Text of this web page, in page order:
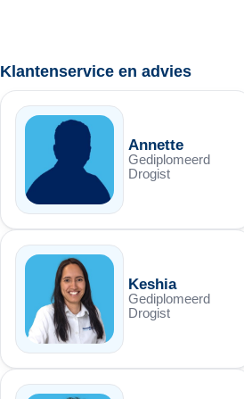
Klantenservice en advies
Annette
Gediplomeerd
Drogist
Keshia
Gediplomeerd
Drogist